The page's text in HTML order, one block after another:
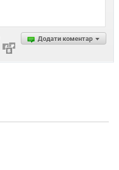
Додати коментар